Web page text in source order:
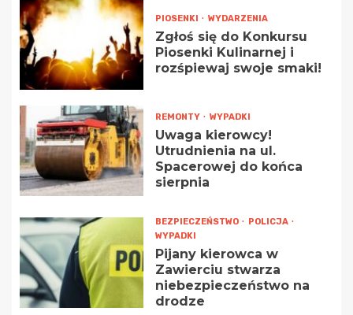
PIOSENKI WYDARZENIA
Zgłoś się do Konkursu
Piosenki Kulinarnej i
rozśpiewaj swoje smaki!
REMONTY WYPADKI
Uwaga kierowcy!
Utrudnienia na ul.
Spacerowej do końca
sierpnia
BEZPIECZEŃSTWO
POLICJA
WYPADKI
Pijany kierowca w
Zawierciu stwarza
niebezpieczeństwo na
drodze